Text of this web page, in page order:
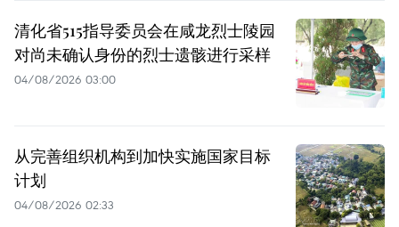
清化省515指导委员会在咸龙烈士陵园
对尚未确认身份的烈士遗骸进行采样
04/08/2026 03:00
从完善组织机构到加快实施国家目标
计划
04/08/2026 02:33